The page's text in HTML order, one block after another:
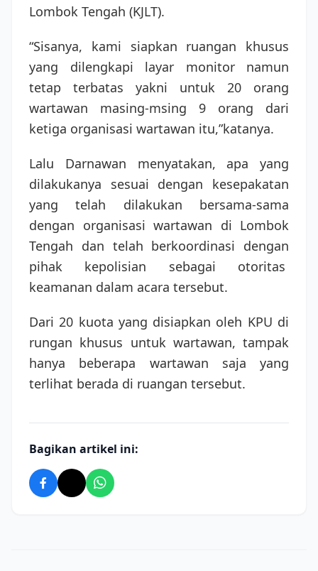
Lombok Tengah (KJLT).
“Sisanya, kami siapkan ruangan khusus
yang dilengkapi layar monitor namun
tetap terbatas yakni untuk 20 orang
wartawan masing-msing 9 orang dari
ketiga organisasi wartawan itu,”katanya.
Lalu Darnawan menyatakan, apa yang
dilakukanya sesuai dengan kesepakatan
yang telah dilakukan bersama-sama
dengan organisasi wartawan di Lombok
Tengah dan telah berkoordinasi dengan
pihak kepolisian sebagai otoritas
keamanan dalam acara tersebut.
Dari 20 kuota yang disiapkan oleh KPU di
rungan khusus untuk wartawan, tampak
hanya beberapa wartawan saja yang
terlihat berada di ruangan tersebut.
Bagikan artikel ini: